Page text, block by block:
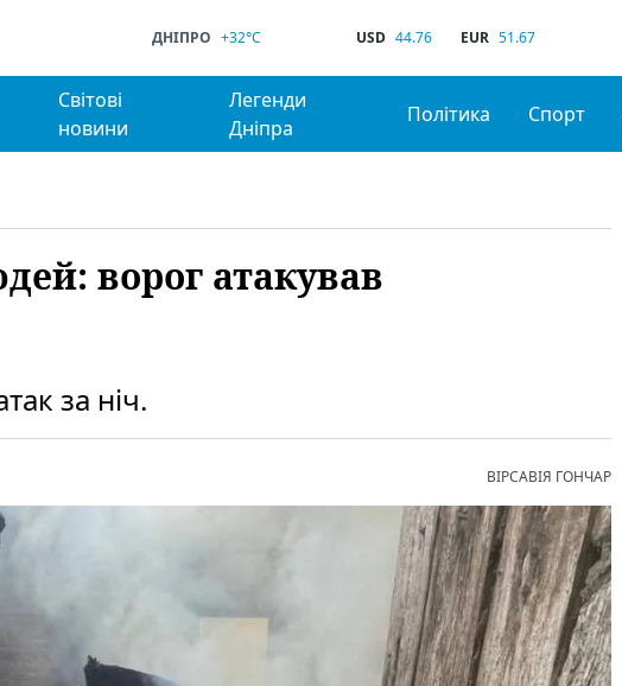
ДНІПРО +32°C USD 44.76 EUR 51.67
Світові
новини
Легенди
Дніпра
Політика Спорт
ворог атакував
за ніч.
ВІРСАВІЯ ГОНЧАР